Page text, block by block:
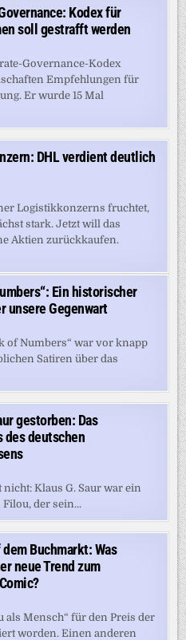
Kodex für
soll gestrafft werden
Governance-Kodex
Empfehlungen für
Er wurde 15 Mal
DHL verdient deutlich
Logistikkonzerns fruchtet,
stark. Jetzt will das
Aktien zurückkaufen.
Ein historischer
unsere Gegenwart
of Numbers“ war vor knapp
Satiren über das
gestorben: Das
des deutschen
Klaus G. Saur war ein
der sein...
Buchmarkt: Was
neue Trend zum
als Mensch“ für den Preis der
worden. Einen anderen